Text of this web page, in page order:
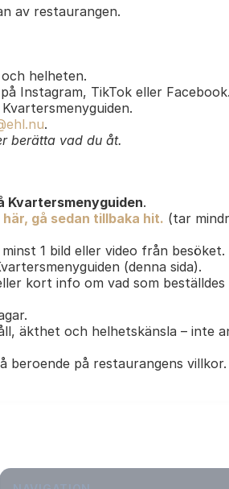
av restaurangen.
helheten.
Instagram, TikTok eller Facebook.
.
berätta vad du åt.
Kvartersmenyguiden.
gå sedan tillbaka hit. (tar
1 bild eller video från besöket.
(denna sida).
kort info om vad som
äkthet och helhetskänsla – inte
beroende på restaurangens villkor.